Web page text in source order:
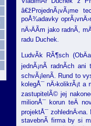
poÅ¾adavky
nÄ›ÄÃ­m jako radnÃ­,
radu Duchek.
LudvÃ­k RÃ¶sch
jednÃ¡nÃ­ radnÃ­ch ani
schvÃ¡lenÃ­. Rund to
kolegÅ¯ nÄ›kolikrÃ¡t
zastupitelÃ© jej
milionÅ¯ korun teÄ
projektÅ¯
stavebnÃ­ firma by si